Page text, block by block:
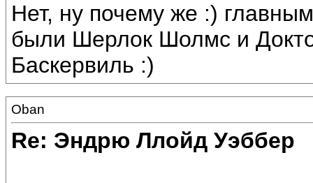
Нет, ну почему же :)
были Шерлок Шолмс и
Баскервиль :)
Oban
Re: Эндрю Ллойд Уэббер